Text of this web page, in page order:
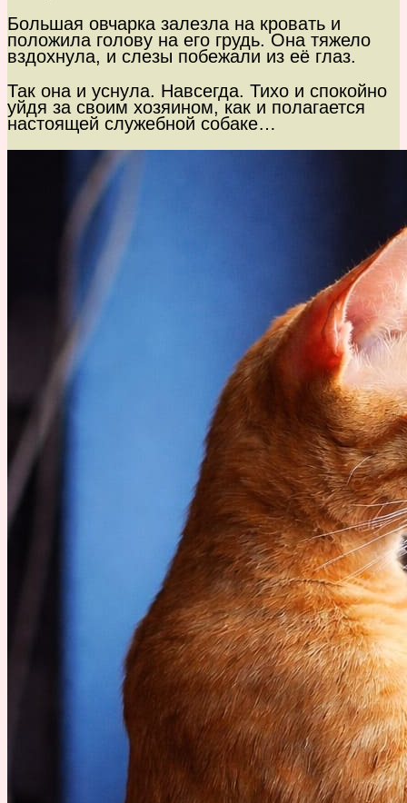
Большая овчарка залезла на кровать и
положила голову на его грудь. Она тяжело
вздохнула, и слезы побежали из её глаз.
Так она и уснула. Навсегда. Тихо и спокойно
уйдя за своим хозяином, как и полагается
настоящей служебной собаке…